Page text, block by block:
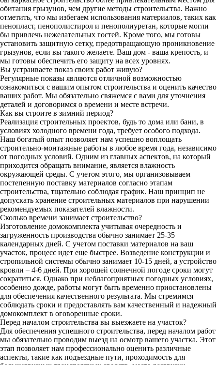
обитания грызунов, чем другие методы строительства. Важно
отметить, что мы избегаем использования материалов, таких как
пенопласт, пенополистирол и пенополиуретан, которые могли
бы привлечь нежелательных гостей. Кроме того, мы готовы
установить защитную сетку, предотвращающую проникновение
грызунов, если вы такого желаете. Ваш дом - ваша крепость, и
мы готовы обеспечить его защиту на всех уровнях.
Вы устраиваете показ своих работ живую?
Регулярные показы являются отличной возможностью
ознакомиться с вашим опытом строительства и оценить качество
ваших работ. Мы обязательно свяжемся с вами для уточнения
деталей и договоримся о времени и месте встречи.
Как вы строите в зимний период?
Реализация строительных проектов, будь то дома или бани, в
условиях холодного времени года, требует особого подхода.
Наш богатый опыт позволяет нам успешно воплощать
строительно-монтажные работы в любое время года, независимо
от погодных условий. Одним из главных аспектов, на который
приходится обращать внимание, является влажность
окружающей среды. С учетом этого, мы организовываем
постепенную поставку материалов согласно этапам
строительства, тщательно соблюдая график. Наш принцип не
допускать хранение строительных материалов при нарушении
рекомендуемых показателей влажности.
Сколько времени занимает строительство?
Изготовление домокомплекта учитывая очередность и
загруженность производства обычно занимает 25-35
календарных дней. С учетом поставки материалов на ваш
участок, процесс идет еще быстрее. Возведение конструкции и
стропильной системы обычно занимает 10-15 дней, а устройство
кровли – 4-6 дней. При хорошей солнечной погоде сроки могут
сократиться. Однако при неблагоприятных погодных условиях,
особенно дожде, работы могут быть временно приостановлены
для обеспечения качественного результата. Мы стремимся
соблюдать сроки и предоставлять вам качественный и надежный
домокомплект в оговоренные сроки.
Перед началом строительства вы выезжаете на участок?
Для обеспечения успешного строительства, перед началом работ
мы обязательно проводим выезд на осмотр вашего участка. Этот
этап позволяет нам профессионально оценить различные
аспекты, такие как подъездные пути, проходимость для